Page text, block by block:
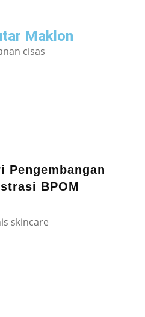
Maklon
Pengembangan
BPOM